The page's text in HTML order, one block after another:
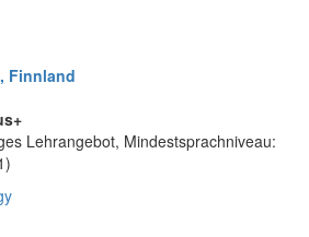
Finnland
Lehrangebot, Mindestsprachniveau: